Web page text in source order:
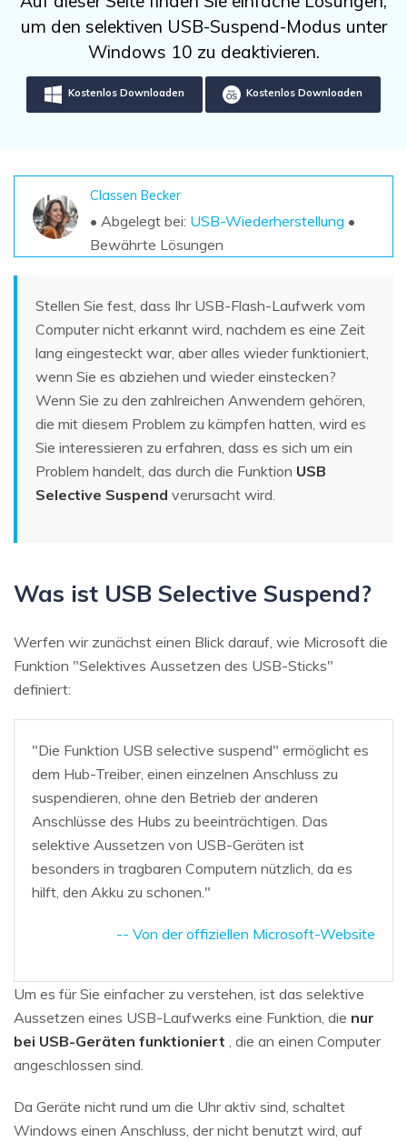
Unbegrenzte Daten vom Mac-System
wiederherstellen
Kostenlos Testen
Verlorene/gel?schte Daten kostenlos
wiederherstellen
Weitere Produkte
Repairit - Datenreparatur
UBackit - Datensicherung
Datenverlust-Szenarien
ALLE FUNKTIONEN ENTDECKEN
Sign In
search
um den selektiven USB-Suspend-Modus unter
Windows 10 zu deaktivieren.
Kostenlos Downloaden Kostenlos Downloaden
Classen Becker
• Abgelegt bei: USB-Wiederherstellung •
Bewährte Lösungen
Stellen Sie fest, dass Ihr USB-Flash-Laufwerk vom
Computer nicht erkannt wird, nachdem es eine Zeit
lang eingesteckt war, aber alles wieder funktioniert,
wenn Sie es abziehen und wieder einstecken?
Wenn Sie zu den zahlreichen Anwendern gehören,
die mit diesem Problem zu kämpfen hatten, wird es
Sie interessieren zu erfahren, dass es sich um ein
Problem handelt, das durch die Funktion USB
Selective Suspend verursacht wird.
Was ist USB Selective Suspend?
Werfen wir zunächst einen Blick darauf, wie Microsoft die
Funktion "Selektives Aussetzen des USB-Sticks"
definiert:
"Die Funktion USB selective suspend" ermöglicht es
dem Hub-Treiber, einen einzelnen Anschluss zu
suspendieren, ohne den Betrieb der anderen
Anschlüsse des Hubs zu beeinträchtigen. Das
selektive Aussetzen von USB-Geräten ist
besonders in tragbaren Computern nützlich, da es
hilft, den Akku zu schonen."
-- Von der offiziellen Microsoft-Website
Um es für Sie einfacher zu verstehen, ist das selektive
Aussetzen eines USB-Laufwerks eine Funktion, die nur
bei USB-Geräten funktioniert , die an einen Computer
angeschlossen sind.
Da Geräte nicht rund um die Uhr aktiv sind, schaltet
Windows einen Anschluss, der nicht benutzt wird, auf